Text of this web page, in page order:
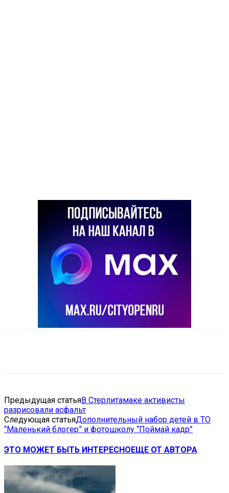
Предыдущая статьяВ Стерлитамаке активисты
разрисовали асфальт
Следующая статьяДополнительный набор детей в ТО
“Маленький блогер” и фотошколу “Поймай кадр”
ЭТО МОЖЕТ БЫТЬ ИНТЕРЕСНОЕЩЕ ОТ АВТОРА